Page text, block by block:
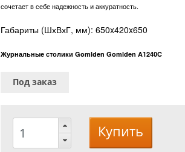
сочетает в себе надежность и аккуратность.
Габариты (ШхВхГ, мм): 650x420x650
Журнальные столики Gomlden Gomlden A1240C
Под заказ